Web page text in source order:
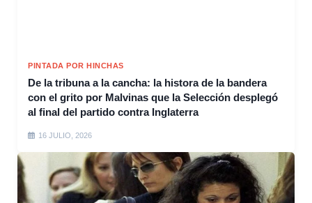
PINTADA POR HINCHAS
De la tribuna a la cancha: la histora de la bandera
con el grito por Malvinas que la Selección desplegó
al final del partido contra Inglaterra
16 JULIO, 2026